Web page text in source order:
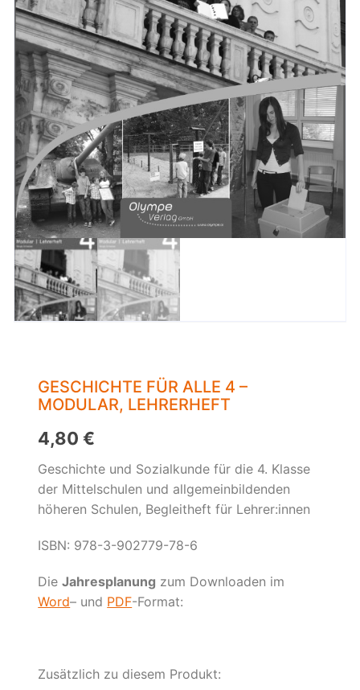
GESCHICHTE FÜR ALLE 4 –
MODULAR, LEHRERHEFT
4,80€
Geschichte und Sozialkunde für die 4. Klasse
der Mittelschulen und allgemeinbildenden
höheren Schulen, Begleitheft für Lehrer:innen
ISBN: 978-3-902779-78-6
DieJahresplanung zum Downloaden im
Word– und PDF-Format:
Zusätzlich zu diesem Produkt: